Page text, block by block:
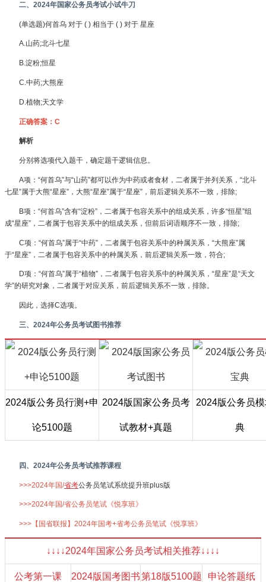
二、2024年国家公务员考试小试牛刀
(单选题)何首乌 对于 ( ) 相当于 ( ) 对于 星座
A.山药;北斗七星
B.淀粉;恒星
C.中药;大熊座
D.植物;天文学
正确答案：C
解析
分别将选项代入题干，确定题干逻辑信息。
A项：“何首乌”与“山药”都可以作为中药或者食材，二者属于并列关系，“北斗
七星”属于大熊“星座”，大熊“星座”属于“星座”，前后逻辑关系不一致，排除;
B项：“何首乌”含有“淀粉”，二者属于包容关系中的组成关系，许多“恒星”组
成“星座”，二者属于包容关系中的组成关系，但前后词语顺序不一致，排除;
C项：“何首乌”属于“中药”，二者属于包容关系中的种属关系，“大熊座”属
于“星座”，二者属于包容关系中的种属关系，前后逻辑关系一致，符合;
D项：“何首乌”属于“植物”，二者属于包容关系中的种属关系，“星座”是“天文
学”的研究对象，二者属于对应关系，前后逻辑关系不一致，排除。
因此，选择C选项。
三、2024年公务员考试图书推荐
2024版公务员行测+申
论5100题
2024版国家公务员考
试教材+真题
2024版公务员
典
四、2024年公务员考试推荐课程
>>>2024年国/省考公务员笔试系统提升班plus版
>>>2024年国/省公务员笔试《悦享班》
>>>【国省联报】2024年国考+省考公务员笔试《悦享班》
↓↓↓↓2024年国家公务员考试相关推荐↓↓↓↓
公考第一课 2024版国考图书第18版5100题 申论答题纸